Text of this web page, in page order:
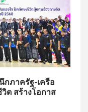
กภาครัฐ-เครือ
ต สร้างโอกาส